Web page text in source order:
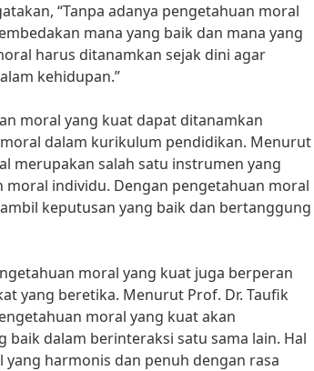
“Tanpa adanya pengetahuan moral
mana yang baik dan mana yang
harus ditanamkan sejak dini agar
kehidupan.”
moral yang kuat dapat ditanamkan
dalam kurikulum pendidikan. Menurut
merupakan salah satu instrumen yang
individu. Dengan pengetahuan moral
keputusan yang baik dan bertanggung
moral yang kuat juga berperan
yang beretika. Menurut Prof. Dr. Taufik
moral yang kuat akan
dalam berinteraksi satu sama lain. Hal
harmonis dan penuh dengan rasa